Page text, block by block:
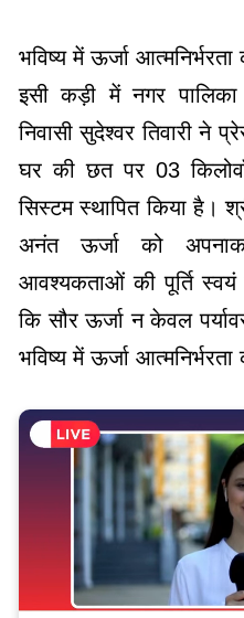
भविष्य में ऊर्जा
इसी कड़ी में नगर
निवासी सुदेश्वर तिवारी ने
घर की छत पर 03
सिस्टम स्थापित किया है।
अनंत ऊर्जा को
आवश्यकताओं की पूर्ति
कि सौर ऊर्जा न केवल
भविष्य में ऊर्जा